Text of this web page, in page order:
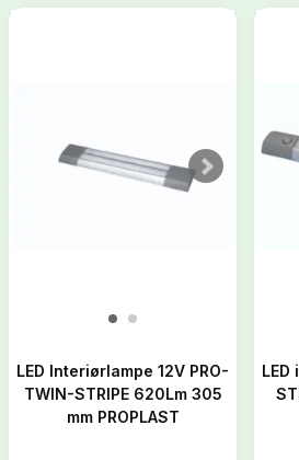
LED Interiørlampe 12V PRO-
TWIN-STRIPE 620Lm 305
mm PROPLAST
LED